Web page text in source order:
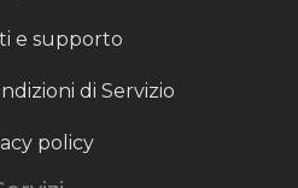
e supporto
di Servizio
policy